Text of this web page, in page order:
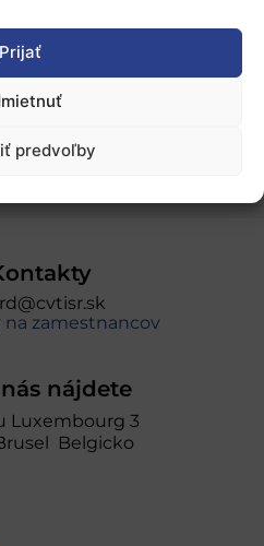
Prijať
predvoľby
Slovensko. Portál
vedecko-technických
na zamestnancov
nájdete
Luxembourg 3
Belgicko